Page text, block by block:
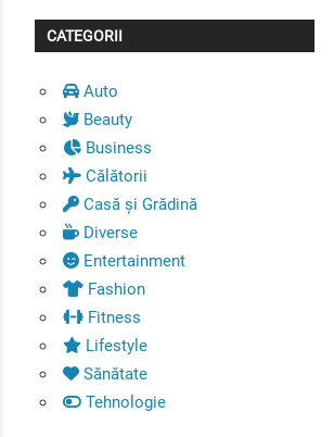
tău
CATEGORII
Auto
Beauty
Business
Călătorii
Casă și Grădină
Diverse
Entertainment
Fashion
Fitness
Lifestyle
Sănătate
Tehnologie